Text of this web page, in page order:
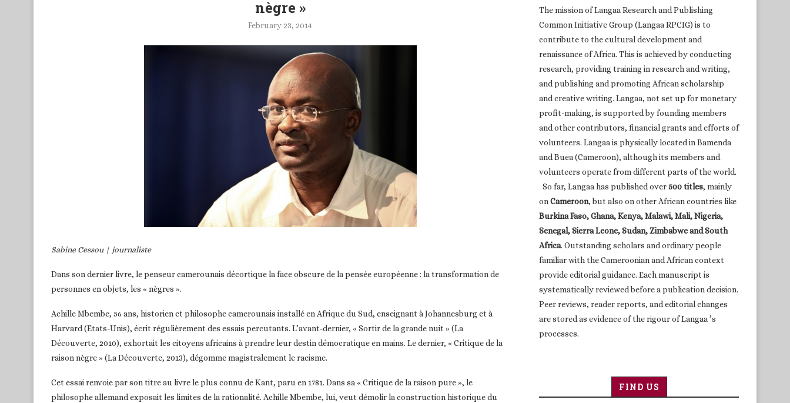
nègre »
February 23, 2014
Sabine Cessou | journaliste
Dans son dernier livre, le penseur camerounais décortique la face obscure de la pensée européenne : la transformation de
personnes en objets, les « nègres ».
Achille Mbembe, 56 ans, historien et philosophe camerounais installé en Afrique du Sud, enseignant à Johannesburg et à
Harvard (Etats-Unis), écrit régulièrement des essais percutants. L’avant-dernier, « Sortir de la grande nuit » (La
Découverte, 2010), exhortait les citoyens africains à prendre leur destin démocratique en mains. Le dernier, « Critique de la
raison nègre » (La Découverte, 2013), dégomme magistralement le racisme.
Cet essai renvoie par son titre au livre le plus connu de Kant, paru en 1781. Dans sa « Critique de la raison pure », le
philosophe allemand exposait les limites de la rationalité. Achille Mbembe, lui, veut démolir la construction historique du
The mission of Langaa Research and Publishing
Common Initiative Group (Langaa RPCIG) is to
contribute to the cultural development and
renaissance of Africa. This is achieved by conducting
research, providing training in research and writing,
and publishing and promoting African scholarship
and creative writing. Langaa, not set up for monetary
profit-making, is supported by founding members
and other contributors, financial grants and efforts of
volunteers. Langaa is physically located in Bamenda
and Buea (Cameroon), although its members and
volunteers operate from different parts of the world.
So far, Langaa has published over500 titles, mainly
onCameroon, but also on other African countries like
Burkina Faso, Ghana, Kenya, Malawi, Mali, Nigeria,
Senegal, Sierra Leone, Sudan, Zimbabwe and South
Africa. Outstanding scholars and ordinary people
familiar with the Cameroonian and African context
provide editorial guidance. Each manuscript is
systematically reviewed before a publication decision.
Peer reviews, reader reports, and editorial changes
are stored as evidence of the rigour of Langaa ’s
processes.
FIND US